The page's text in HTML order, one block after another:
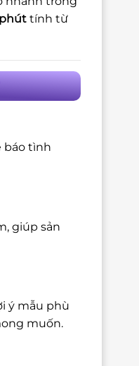
tính từ
báo tình
giúp sản
ý mẫu phù
muốn.